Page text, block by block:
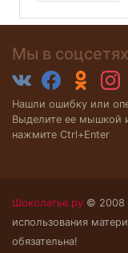
Мы в соцсетях
Нашли ошибку или
Выделите ее мышкой
нажмите Ctrl+Enter
Шоколатье.ру © 2008
использования
обязательна!